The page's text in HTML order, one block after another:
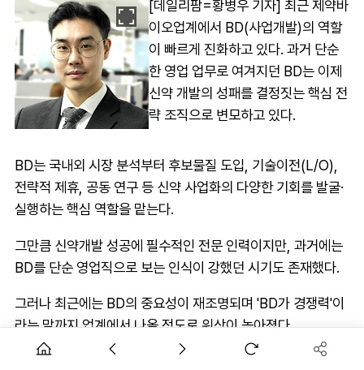
[데일리팜=황병우 기자] 최근 제약바
이오업계에서 BD(사업개발)의 역할
이 빠르게 진화하고 있다. 과거 단순
한 영업 업무로 여겨지던 BD는 이제
신약 개발의 성패를 결정짓는 핵심 전
략 조직으로 변모하고 있다.
BD는 국내외 시장 분석부터 후보물질 도입, 기술이전(L/O),
전략적 제휴, 공동 연구 등 신약 사업화의 다양한 기회를 발굴·
실행하는 핵심 역할을 맡는다.
그만큼 신약개발 성공에 필수적인 전문 인력이지만, 과거에는
BD를 단순 영업직으로 보는 인식이 강했던 시기도 존재했다.
그러나 최근에는 BD의 중요성이 재조명되며 'BD가 경쟁력'이
라는 말까지 업계에서 나올 정도로 위상이 높아졌다.
신약 라이선스 아웃(기술이전) 성과가 기업 가치 판도를 바꾸